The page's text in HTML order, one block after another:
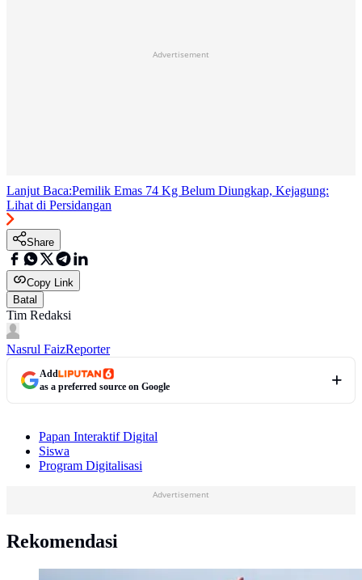
Advertisement
Lanjut Baca:Pemilik Emas 74 Kg Belum Diungkap, Kejagung:
Lihat di Persidangan
Share
Copy Link
Batal
Tim Redaksi
Nasrul FaizReporter
Add
as a preferred source on Google
Papan Interaktif Digital
Siswa
Program Digitalisasi
Advertisement
Rekomendasi